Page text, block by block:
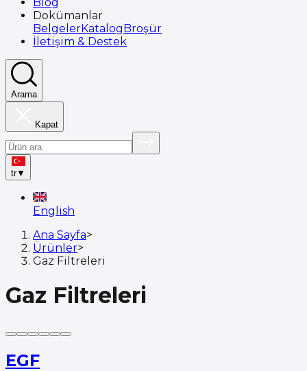
Dokümanlar
BelgelerKatalogBroşür
İletişim & Destek
Arama
Kapat
tr▼
English
Ana Sayfa>
Ürünler>
Gaz Filtreleri
Gaz Filtreleri
EGF